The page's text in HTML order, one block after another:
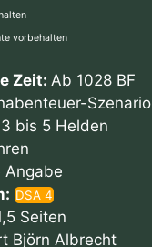
vorbehalten
Zeit: Ab 1028 BF
Szenario
3 bis 5 Helden
Angabe
DSA 4
Seiten
Björn Albrecht